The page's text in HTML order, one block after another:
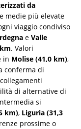
da
medie più elevate
viaggio condiviso
e Valle
. Valori
in Molise (41,0 km),
conferma di
di alternative di
si
km), Liguria (31,3
prossime o